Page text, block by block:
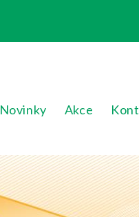
Novinky Akce